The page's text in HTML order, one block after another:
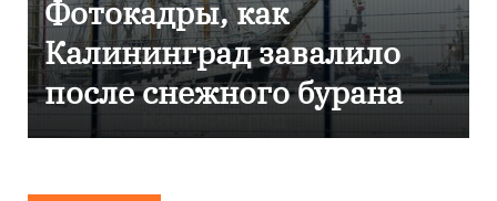
бурана
Фоторепортаж
Калининграде
эвакуировали ТЦ
сообщения о